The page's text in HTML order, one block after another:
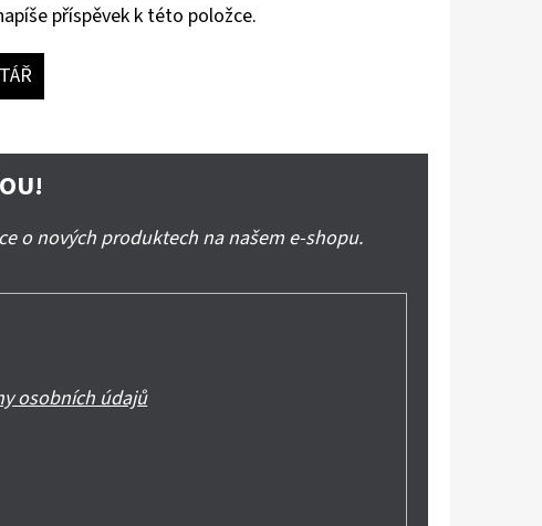
příspěvek k této položce.
o nových produktech na našem e-shopu.
osobních údajů